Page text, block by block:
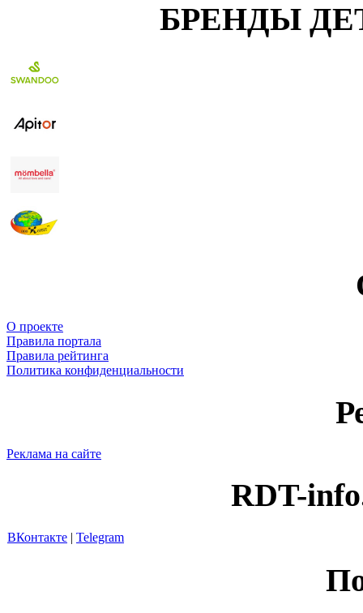
БРЕНДЫ
О проекте
Правила портала
Правила рейтинга
Политика конфиденциальности
Реклама на сайте
RDT-
ВКонтакте | Telegram